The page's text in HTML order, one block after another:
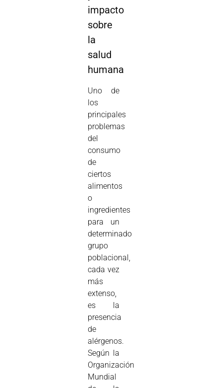
impacto
sobre
la
salud
humana
Uno de
los
principales
problemas
del
consumo
de
ciertos
alimentos
o
ingredientes
para un
determinado
grupo
poblacional,
cada vez
más
extenso,
es la
presencia
de
alérgenos.
Según la
Organización
Mundial